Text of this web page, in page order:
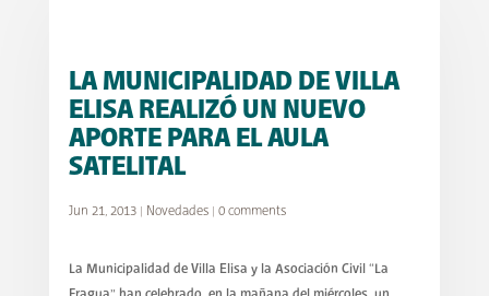
LA MUNICIPALIDAD DE VILLA
ELISA REALIZÓ UN NUEVO
APORTE PARA EL AULA
SATELITAL
Jun 21, 2013| Novedades| 0 comments
La Municipalidad de Villa Elisa y la Asociación Civil “La